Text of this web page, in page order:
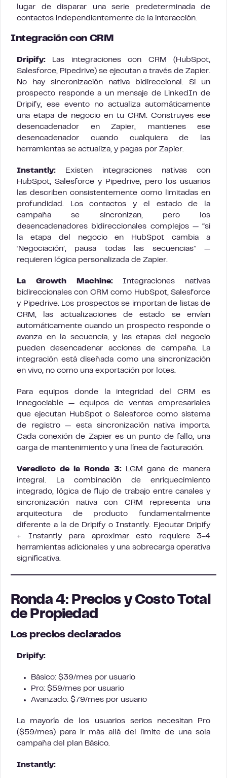
lugar de disparar una serie predeterminada de
contactos independientemente de la interacción.
Integración con CRM
Dripify: Las integraciones con CRM (HubSpot,
Salesforce, Pipedrive) se ejecutan a través de Zapier.
No hay sincronización nativa bidireccional. Si un
prospecto responde a un mensaje de LinkedIn de
Dripify, ese evento no actualiza automáticamente
una etapa de negocio en tu CRM. Construyes ese
desencadenador en Zapier, mantienes ese
desencadenador cuando cualquiera de las
herramientas se actualiza, y pagas por Zapier.
Instantly: Existen integraciones nativas con
HubSpot, Salesforce y Pipedrive, pero los usuarios
las describen consistentemente como limitadas en
profundidad. Los contactos y el estado de la
campaña se sincronizan, pero los
desencadenadores bidireccionales complejos — “si
la etapa del negocio en HubSpot cambia a
‘Negociación’, pausa todas las secuencias” —
requieren lógica personalizada de Zapier.
La Growth Machine:Integraciones nativas
bidireccionales con CRM como HubSpot, Salesforce
y Pipedrive. Los prospectos se importan de listas de
CRM, las actualizaciones de estado se envían
automáticamente cuando un prospecto responde o
avanza en la secuencia, y las etapas del negocio
pueden desencadenar acciones de campaña. La
integración está diseñada como una sincronización
en vivo, no como una exportación por lotes.
Para equipos donde la integridad del CRM es
innegociable — equipos de ventas empresariales
que ejecutan HubSpot o Salesforce como sistema
de registro — esta sincronización nativa importa.
Cada conexión de Zapier es un punto de fallo, una
carga de mantenimiento y una línea de facturación.
Veredicto de la Ronda 3:LGM gana de manera
integral. La combinación de enriquecimiento
integrado, lógica de flujo de trabajo entre canales y
sincronización nativa con CRM representa una
arquitectura de producto fundamentalmente
diferente a la de Dripify o Instantly. Ejecutar Dripify
+ Instantly para aproximar esto requiere 3-4
herramientas adicionales y una sobrecarga operativa
significativa.
Ronda 4: Precios y Costo Total
de Propiedad
Los precios declarados
Dripify:
Básico: $39/mes por usuario
Pro: $59/mes por usuario
Avanzado: $79/mes por usuario
La mayoría de los usuarios serios necesitan Pro
($59/mes) para ir más allá del límite de una sola
campaña del plan Básico.
Instantly: